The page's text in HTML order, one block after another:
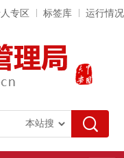
专区 标签库 运行情况